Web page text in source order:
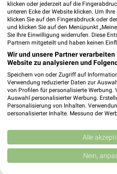
✔Folge deinem
✔Push-
✔Einkaufsliste - Einkauf
JETZT LADEN
Filialen in der Umgebung
Markgrafen
klicken oder jederzeit auf die
unteren Ecke der Website klicken. Um
klicken Sie auf den Fingerabdruck oder
und klicken Sie auf den Menüpunkt
Sie Ihre Einwilligung widerrufen. Diese
Partnern mitgeteilt und haben keinen
Wir und unsere Partner
Website zu analysieren und
Speichern von oder Zugriff auf
Verwendung reduzierter Daten zur
von Profilen für personalisierte Werbung.
Auswahl personalisierter Werbung.
Personalisierung von Inhalten.
personalisierter Inhalte. Messung der
Kombinationen von Daten aus
Verbesserung der Angebote.
von Inhalten.
Daten können außerhalb der
USA gesendet werden.
Alle
Nein,